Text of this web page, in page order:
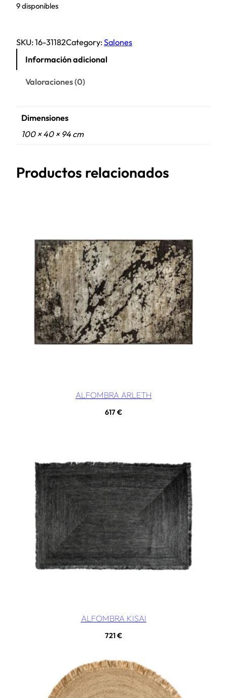
9 disponibles
SKU:16-31182Category:Salones
Información adicional
Valoraciones (0)
Dimensiones
100 × 40 × 94 cm
Productos relacionados
ALFOMBRA ARLETH
617€
ALFOMBRA KISAI
721€